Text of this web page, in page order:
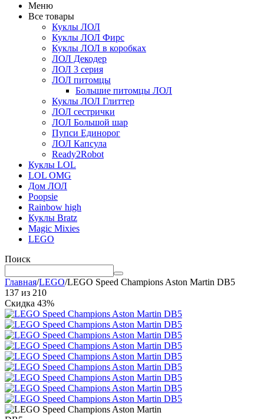
Меню
Все товары
Куклы ЛОЛ
Куклы ЛОЛ Фирс
Куклы ЛОЛ в коробках
ЛОЛ Декодер
ЛОЛ 3 серия
ЛОЛ питомцы
Большие питомцы ЛОЛ
Куклы ЛОЛ Глиттер
ЛОЛ сестрички
ЛОЛ Большой шар
Пупси Единорог
ЛОЛ Капсула
Ready2Robot
Куклы LOL
LOL OMG
Дом ЛОЛ
Poopsie
Rainbow high
Куклы Bratz
Magic Mixies
LEGO
Поиск
Главная/LEGO/LEGO Speed Champions Aston Martin DB5
137 из 210
Скидка 43%